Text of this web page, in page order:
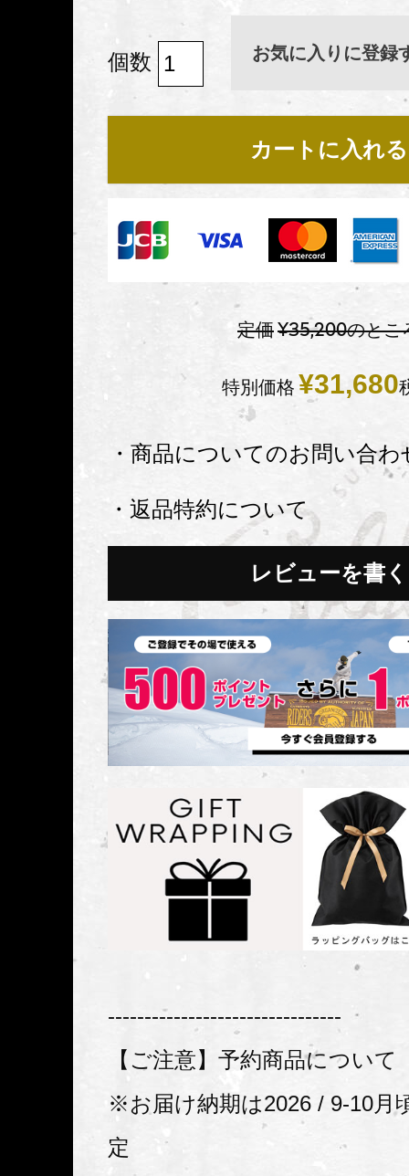
お気に入りに登録
カートに入れる
定価¥35,200のとこ
特別価格 ¥31,680
・商品についてのお問い合わ
・返品特約について
レビューを書く
--------------------------------
【ご注意】予約商品について
※お届け納期は2026 / 9-10月
定